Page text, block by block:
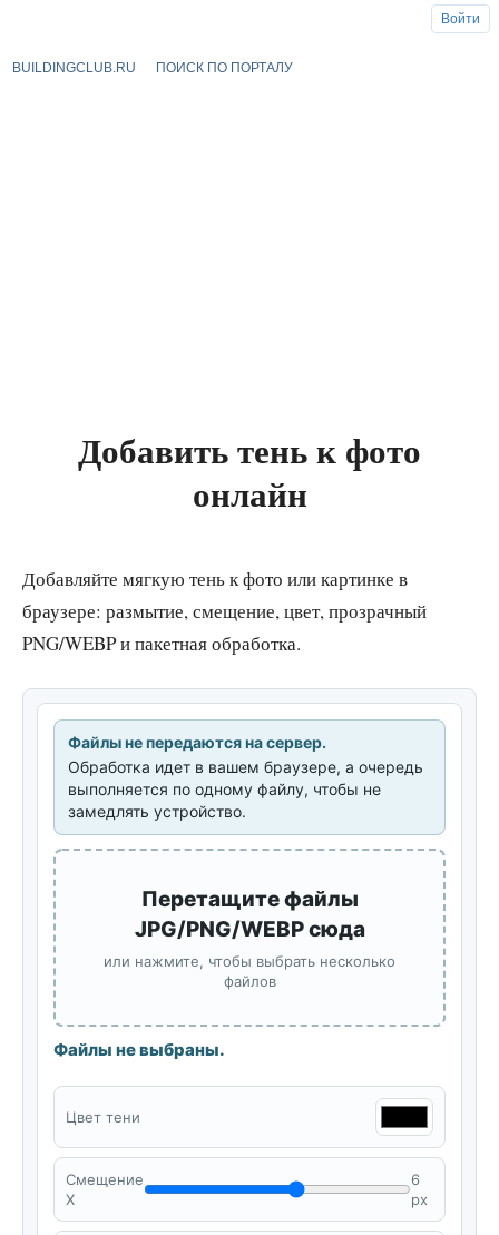
BUILDINGCLUB.RU ПОИСК ПО ПОРТАЛУ
Добавить тень к фото
онлайн
Добавляйте мягкую тень к фото или картинке в
браузере: размытие, смещение, цвет, прозрачный
PNG/WEBP и пакетная обработка.
Файлы не передаются на сервер.
Обработка идет в вашем браузере, а очередь
выполняется по одному файлу, чтобы не
замедлять устройство.
Перетащите файлы
JPG/PNG/WEBP сюда
или нажмите, чтобы выбрать несколько
файлов
Файлы не выбраны.
Цвет тени
Смещение
X
6
px
Войти